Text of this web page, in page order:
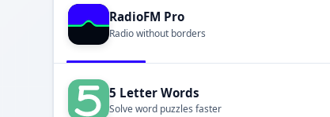
RadioFM Pro
Radio without borders
5 Letter Words
Solve word puzzles faster